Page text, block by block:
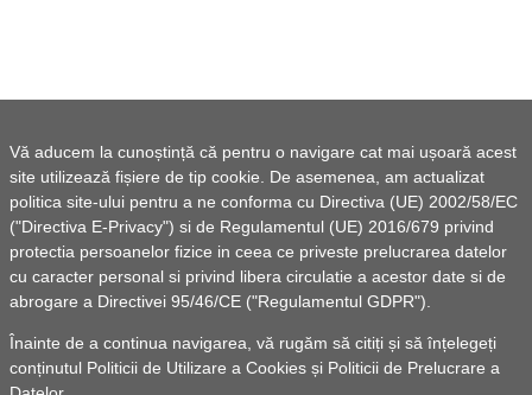
Vă aducem la cunoștință că pentru o navigare cat mai ușoară acest
site utilizează fișiere de tip cookie. De asemenea, am actualizat
politica site-ului pentru a ne conforma cu Directiva (UE) 2002/58/EC
("Directiva E-Privacy") si de Regulamentul (UE) 2016/679 privind
protectia persoanelor fizice in ceea ce priveste prelucrarea datelor
cu caracter personal si privind libera circulatie a acestor date si de
abrogare a Directivei 95/46/CE ("Regulamentul GDPR").
Înainte de a continua navigarea, vă rugăm să citiți și să înțelegeți
conținutul Politicii de Utilizare a Cookies și Politicii de Prelucrare a